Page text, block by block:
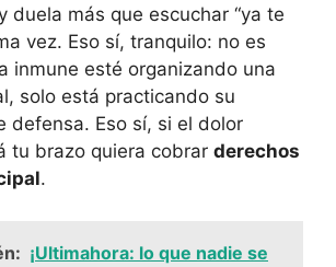
duela más que escuchar “ya te
vez. Eso sí, tranquilo: no es
inmune esté organizando una
solo está practicando su
defensa. Eso sí, si el dolor
tu brazo quiera cobrar derechos
.
¡Ultimahora: lo que nadie se